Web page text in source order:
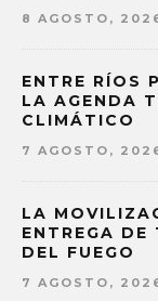
8 AGOSTO,
ENTRE RÍOS
LA AGENDA
CLIMÁTICO
7 AGOSTO,
LA
ENTREGA DE
DEL FUEGO
7 AGOSTO,